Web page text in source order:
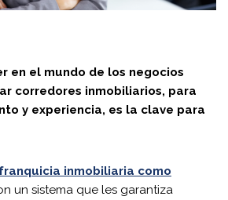
en el mundo de los negocios
corredores inmobiliarios, para
y experiencia, es la clave para
franquicia inmobiliaria como
un sistema que les garantiza